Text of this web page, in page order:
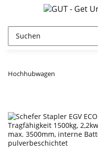
Hochhubwagen